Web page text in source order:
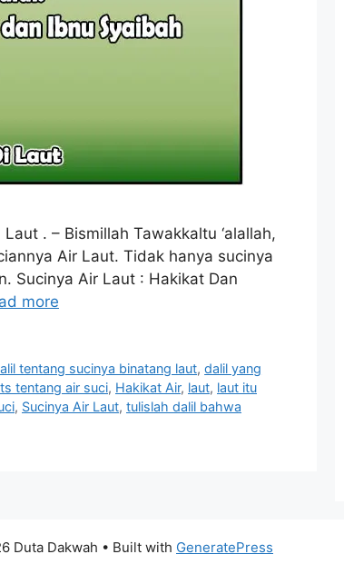
. – Bismillah Tawakkaltu ‘alallah,
Air Laut. Tidak hanya sucinya
Sucinya Air Laut : Hakikat Dan
more
tentang sucinya binatang laut,dalil yang
tentang air suci, Hakikat Air, laut, laut itu
, Sucinya Air Laut, tulislah dalil bahwa
Duta Dakwah • Built with GeneratePress